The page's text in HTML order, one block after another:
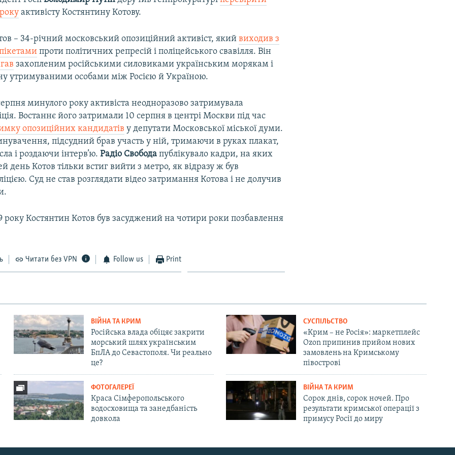
активісту Костянтину Котову.
– 34-річний московський опозиційний активіст, якийвиходив з
проти політичних репресій і поліцейського свавілля. Він
захопленим російськими силовиками українським морякам і
утримуваними особами між Росією й Україною.
минулого року активіста неодноразово затримувала
Востаннє його затримали 10 серпня в центрі Москви під час
опозиційних кандидатів у депутати Московської міської думи.
підсудний брав участь у ній, тримаючи в руках плакат,
і роздаючи інтерв’ю.Радіо Свободапублікувало кадри, на яких
день Котов тільки встиг вийти з метро, як відразу ж був
Суд не став розглядати відео затримання Котова і не долучив
року Костянтин Котов був засуджений на чотири роки позбавлення
Читати без VPN Follow us Print
ВІЙНА ТА КРИМ
Російська влада обіцяє закрити
морський шлях українським
БпЛА до Севастополя. Чи реально
це?
СУСПІЛЬСТВО
«Крим – не Росія»: маркетплейс
Ozon припинив прийом нових
замовлень на Кримському
півострові
ФОТОГАЛЕРЕЇ
Краса Сімферопольського
водосховища та занедбаність
довкола
ВІЙНА ТА КРИМ
Сорок днів, сорок ночей. Про
результати кримської операції з
примусу Росії до миру